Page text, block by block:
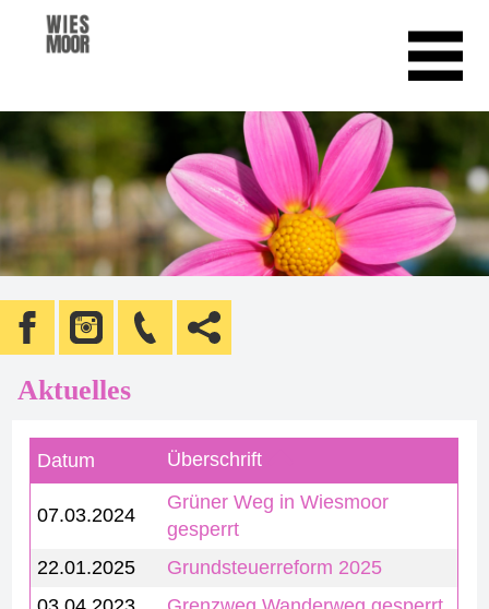
Aktuelles
Datum Überschrift
07.03.2024
Grüner Weg in Wiesmoor
gesperrt
22.01.2025
Grundsteuerreform 2025